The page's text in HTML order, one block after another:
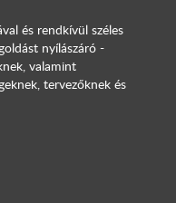
és rendkívül széles
nyílászáró -
valamint
tervezőknek és